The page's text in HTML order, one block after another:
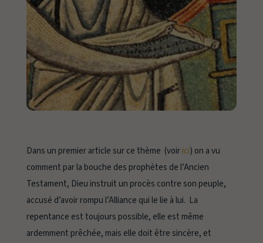
Dans un premier article sur ce thème (voirici) on a vu
comment par la bouche des prophètes de l’Ancien
Testament, Dieu instruit un procès contre son peuple,
accusé d’avoir rompu l’Alliance qui le lie à lui. La
repentance est toujours possible, elle est même
ardemment prêchée, mais elle doit être sincère, et